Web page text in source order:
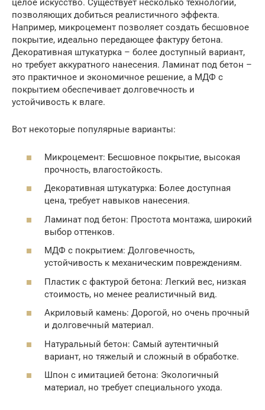
целое искусство. Существует несколько технологий,
позволяющих добиться реалистичного эффекта.
Например, микроцемент позволяет создать бесшовное
покрытие, идеально передающее фактуру бетона.
Декоративная штукатурка – более доступный вариант,
но требует аккуратного нанесения. Ламинат под бетон –
это практичное и экономичное решение, а МДФ с
покрытием обеспечивает долговечность и
устойчивость к влаге.
Вот некоторые популярные варианты:
Микроцемент: Бесшовное покрытие, высокая
прочность, влагостойкость.
Декоративная штукатурка: Более доступная
цена, требует навыков нанесения.
Ламинат под бетон: Простота монтажа, широкий
выбор оттенков.
МДФ с покрытием: Долговечность,
устойчивость к механическим повреждениям.
Пластик с фактурой бетона: Легкий вес, низкая
стоимость, но менее реалистичный вид.
Акриловый камень: Дорогой, но очень прочный
и долговечный материал.
Натуральный бетон: Самый аутентичный
вариант, но тяжелый и сложный в обработке.
Шпон с имитацией бетона: Экологичный
материал, но требует специального ухода.